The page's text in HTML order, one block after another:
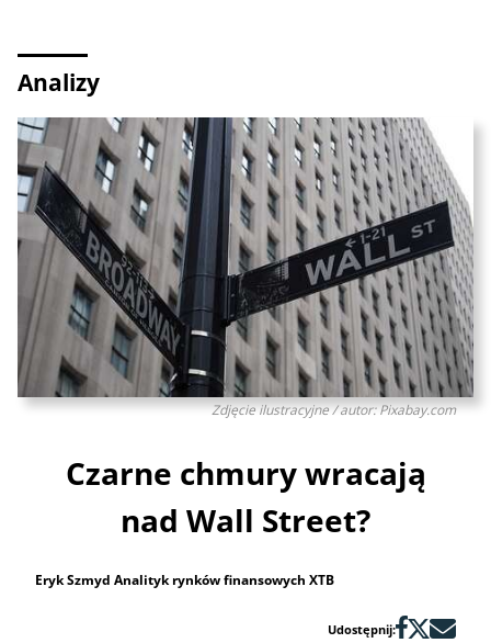
Analizy
Zdjęcie ilustracyjne / autor: Pixabay.com
Czarne chmury wracają
nad Wall Street?
Eryk Szmyd Analityk rynków finansowych XTB
Udostępnij: